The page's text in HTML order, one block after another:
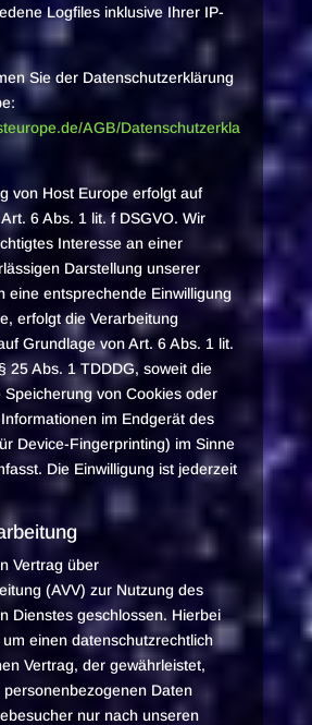
Logfiles inklusive Ihrer IP-
Sie der Datenschutzerklärung
AGB/Datenschutzerkla
von Host Europe erfolgt auf
6 Abs. 1 lit. f DSGVO. Wir
Interesse an einer
Darstellung unserer
eine entsprechende Einwilligung
erfolgt die Verarbeitung
Grundlage von Art. 6 Abs. 1 lit.
25 Abs. 1 TDDDG, soweit die
Speicherung von Cookies oder
im Endgerät des
Device-Fingerprinting) im Sinne
Die Einwilligung ist jederzeit
Vertrag über
(AVV) zur Nutzung des
Dienstes geschlossen. Hierbei
einen datenschutzrechtlich
Vertrag, der gewährleistet,
Daten
nur nach unseren